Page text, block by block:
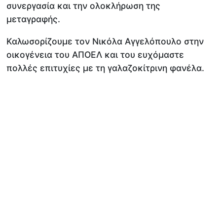
συνεργασία και την ολοκλήρωση της
μεταγραφής.
Καλωσορίζουμε τον Νικόλα Αγγελόπουλο στην
οικογένεια του ΑΠΟΕΛ και του ευχόμαστε
πολλές επιτυχίες με τη γαλαζοκίτρινη φανέλα.